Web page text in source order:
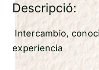
Descripció:
Intercambio,
experiencia